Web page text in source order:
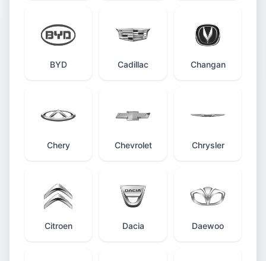
BYD Cadillac Changan
Chery Chevrolet Chrysler
Citroen Dacia Daewoo